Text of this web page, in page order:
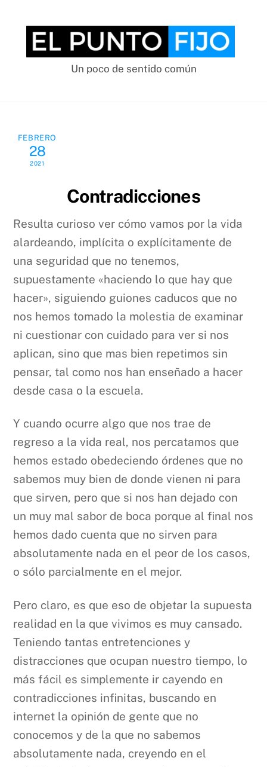
content
Un poco de sentido común
FEBRERO
28
2021
Contradicciones
Resulta curioso ver cómo vamos por la vida
alardeando, implícita o explícitamente de
una seguridad que no tenemos,
supuestamente «haciendo lo que hay que
hacer», siguiendo guiones caducos que no
nos hemos tomado la molestia de examinar
ni cuestionar con cuidado para ver si nos
aplican, sino que mas bien repetimos sin
pensar, tal como nos han enseñado a hacer
desde casa o la escuela.
Y cuando ocurre algo que nos trae de
regreso a la vida real, nos percatamos que
hemos estado obedeciendo órdenes que no
sabemos muy bien de donde vienen ni para
que sirven, pero que si nos han dejado con
un muy mal sabor de boca porque al final nos
hemos dado cuenta que no sirven para
absolutamente nada en el peor de los casos,
o sólo parcialmente en el mejor.
Pero claro, es que eso de objetar la supuesta
realidad en la que vivimos es muy cansado.
Teniendo tantas entretenciones y
distracciones que ocupan nuestro tiempo, lo
más fácil es simplemente ir cayendo en
contradicciones infinitas, buscando en
internet la opinión de gente que no
conocemos y de la que no sabemos
absolutamente nada, creyendo en el